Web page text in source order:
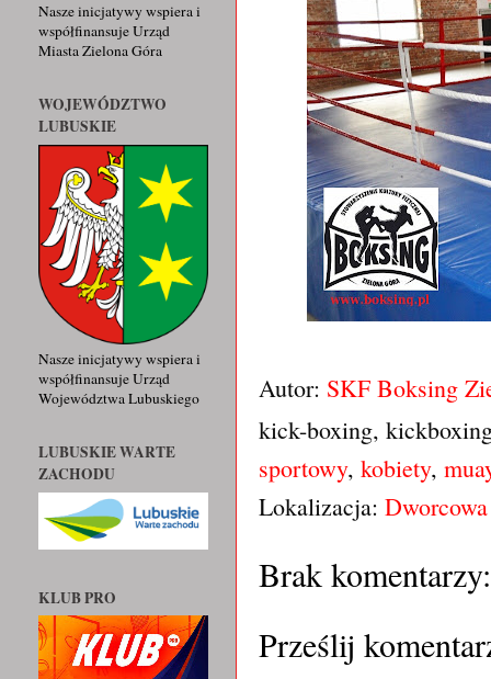
Autor: SKF Boksing
kick-boxing,
sportowy, kobiety,
Lokalizacja:
Brak komentarzy:
Prześlij
Nasze inicjatywy wspiera i
współfinansuje Urząd
Miasta Zielona Góra
WOJEWÓDZTWO
LUBUSKIE
Nasze inicjatywy wspiera i
współfinansuje Urząd
Województwa Lubuskiego
LUBUSKIE WARTE
ZACHODU
KLUB PRO